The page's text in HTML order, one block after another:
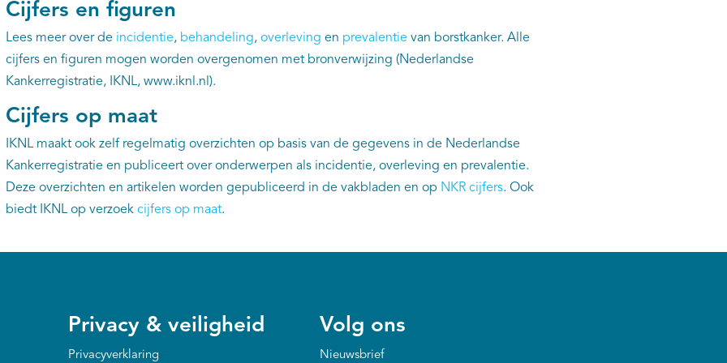
Cijfers en figuren
Lees meer over de incidentie, behandeling, overleving en prevalentievan borstkanker. Alle
cijfers en figuren mogen worden overgenomen met bronverwijzing (Nederlandse
Kankerregistratie, IKNL, www.iknl.nl).
Cijfers op maat
IKNL maakt ook zelf regelmatig overzichten op basis van de gegevens in de Nederlandse
Kankerregistratie en publiceert over onderwerpen als incidentie, overleving en prevalentie.
Deze overzichten en artikelen worden gepubliceerd in de vakbladen en op NKR cijfers. Ook
biedt IKNL op verzoek cijfers op maat.
Privacy & veiligheid
Privacyverklaring
Volg ons
Nieuwsbrief